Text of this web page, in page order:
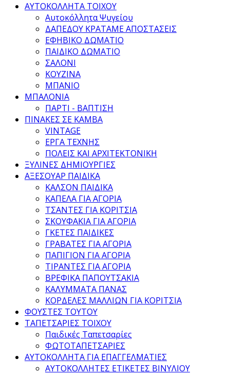
ΑΥΤΟΚΟΛΛΗΤΑ ΤΟΙΧΟΥ
Αυτοκόλλητα Ψυγείου
ΔΑΠΕΔΟΥ ΚΡΑΤΑΜΕ ΑΠΟΣΤΑΣΕΙΣ
ΕΦΗΒΙΚΟ ΔΩΜΑΤΙΟ
ΠΑΙΔΙΚΟ ΔΩΜΑΤΙΟ
ΣΑΛΟΝΙ
ΚΟΥΖΙΝΑ
ΜΠΑΝΙΟ
ΜΠΑΛΟΝΙΑ
ΠΑΡΤΙ - ΒΑΠΤΙΣΗ
ΠΙΝΑΚΕΣ ΣΕ ΚΑΜΒΑ
VINTAGE
ΕΡΓΑ ΤΕΧΝΗΣ
ΠΟΛΕΙΣ ΚΑΙ ΑΡΧΙΤΕΚΤΟΝΙΚΗ
ΞΥΛΙΝΕΣ ΔΗΜΙΟΥΡΓΙΕΣ
ΑΞΕΣΟΥΑΡ ΠΑΙΔΙΚΑ
ΚΑΛΣΟΝ ΠΑΙΔΙΚΑ
ΚΑΠΕΛΑ ΓΙΑ ΑΓΟΡΙΑ
ΤΣΑΝΤΕΣ ΓΙΑ ΚΟΡΙΤΣΙΑ
ΣΚΟΥΦΑΚΙΑ ΓΙΑ ΑΓΟΡΙΑ
ΓΚΕΤΕΣ ΠΑΙΔΙΚΕΣ
ΓΡΑΒΑΤΕΣ ΓΙΑ ΑΓΟΡΙΑ
ΠΑΠΙΓΙΟΝ ΓΙΑ ΑΓΟΡΙΑ
ΤΙΡΑΝΤΕΣ ΓΙΑ ΑΓΟΡΙΑ
ΒΡΕΦΙΚΑ ΠΑΠΟΥΤΣΑΚΙΑ
ΚΑΛΥΜΜΑΤΑ ΠΑΝΑΣ
ΚΟΡΔΕΛΕΣ ΜΑΛΛΙΩΝ ΓΙΑ ΚΟΡΙΤΣΙΑ
ΦΟΥΣΤΕΣ ΤΟΥΤΟΥ
ΤΑΠΕΤΣΑΡΙΕΣ ΤΟΙΧΟΥ
Παιδικές Ταπετσαρίες
ΦΩΤΟΤΑΠΕΤΣΑΡΙΕΣ
ΑΥΤΟΚΟΛΛΗΤΑ ΓΙΑ ΕΠΑΓΓΕΛΜΑΤΙΕΣ
ΑΥΤΟΚΟΛΛΗΤΕΣ ΕΤΙΚΕΤΕΣ ΒΙΝΥΛΙΟΥ